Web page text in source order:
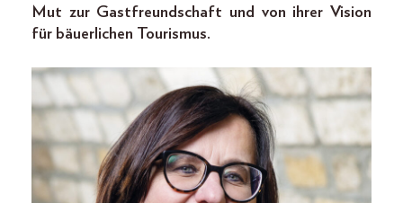
Mut zur Gastfreundschaft und von ihrer Vision
für bäuerlichen Tourismus.